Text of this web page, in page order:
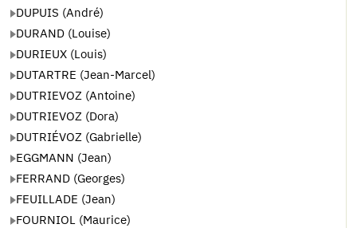
DUPUIS (André)
DURAND (Louise)
DURIEUX (Louis)
DUTARTRE (Jean-Marcel)
DUTRIEVOZ (Antoine)
DUTRIEVOZ (Dora)
DUTRIÉVOZ (Gabrielle)
EGGMANN (Jean)
FERRAND (Georges)
FEUILLADE (Jean)
FOURNIOL (Maurice)